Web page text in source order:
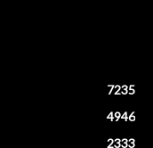
7235
4946
2333